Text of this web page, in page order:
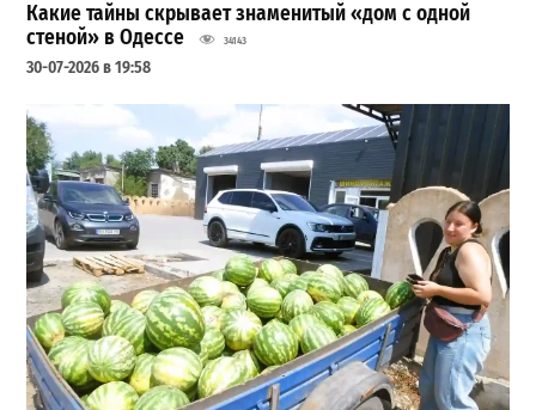
Какие тайны скрывает знаменитый «дом с одной
стеной» в Одессе
34143
30-07-2026 в 19:58